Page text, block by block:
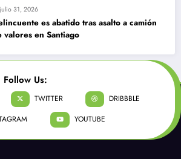
julio 31, 2026
es abatido tras asalto a camión
valores en Santiago
Follow Us:
TWITTER
DRIBBBLE
YOUTUBE